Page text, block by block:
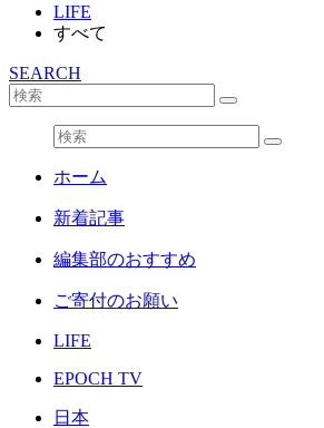
LIFE
すべて
SEARCH
ホーム
新着記事
編集部のおすすめ
ご寄付のお願い
LIFE
EPOCH TV
日本